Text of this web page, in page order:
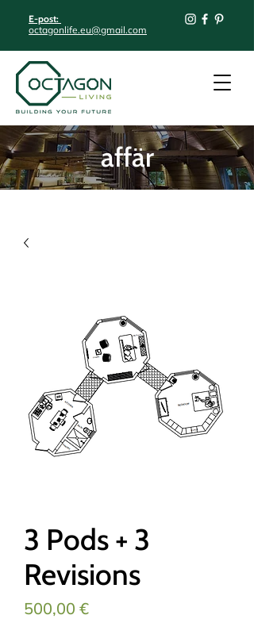
E-post:
octagonlife.eu@gmail.com
affär
3 Pods + 3
Revisions
500,00 €Pris